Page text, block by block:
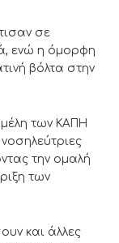
σε
ενώ η όμορφη
βόλτα στην
μέλη των ΚΑΠΗ
την ομαλή
των
και άλλες